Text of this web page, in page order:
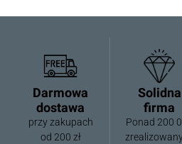
Darmowa
dostawa
przy zakupach
od 200 zł
Solidna
firma
Ponad 200